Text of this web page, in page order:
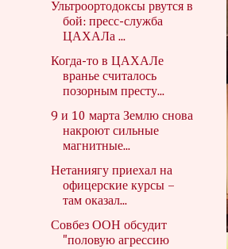
Ультроортодоксы рвутся в
бой: пресс-служба
ЦАХАЛа ...
Когда-то в ЦАХАЛе
вранье считалось
позорным престу...
9 и 10 марта Землю снова
накроют сильные
магнитные...
Нетаниягу приехал на
офицерские курсы –
там оказал...
Совбез ООН обсудит
"половую агрессию